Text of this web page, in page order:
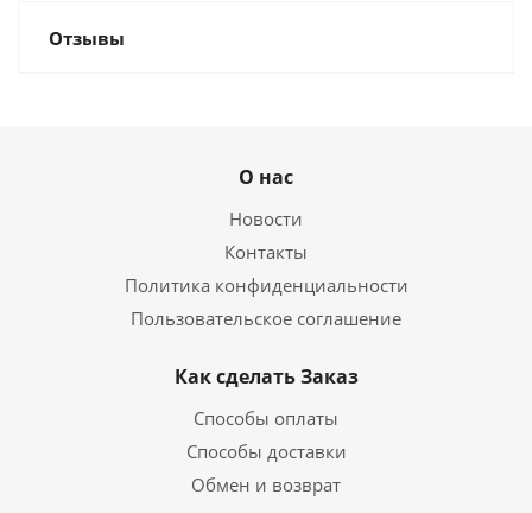
Отзывы
О нас
Новости
Контакты
Политика конфиденциальности
Пользовательское соглашение
Как сделать Заказ
Способы оплаты
Способы доставки
Обмен и возврат